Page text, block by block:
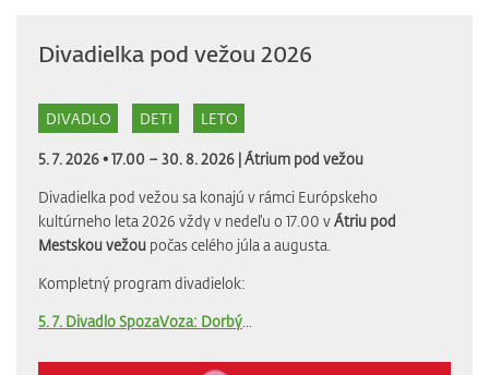
Divadielka pod vežou 2026
DIVADLO DETI LETO
5. 7. 2026 • 17.00 – 30. 8. 2026 |Átrium pod vežou
Divadielka pod vežou sa konajú v rámci Európskeho
kultúrneho leta 2026 vždy v nedeľu o 17.00 vÁtriu pod
Mestskou vežou počas celého júla a augusta.
Kompletný program divadielok:
5. 7. Divadlo SpozaVoza: Dorbý